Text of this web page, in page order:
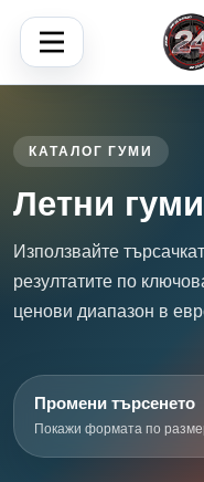
КАТАЛОГ ГУМИ
Летни
Използвайте
резултатите по
ценови диапазон в
Промени търсенето
Покажи формата по